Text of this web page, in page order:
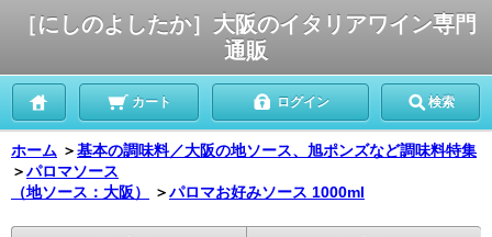
［にしのよしたか］大阪のイタリアワイン専門
通販
カート ログイン 検索
ホーム ＞基本の調味料／大阪の地ソース、旭ポンズなど調味料特集
＞パロマソース
（地ソース：大阪）
＞パロマお好みソース 1000ml